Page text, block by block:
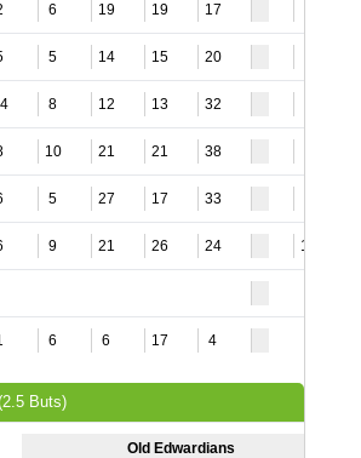
6 19 19 17
5 14 15 20
8 12 13 32
10 21 21 38
5 27 17 33
9 21 26 24 17
6 6 17 4
Buts)
Old Edwardians